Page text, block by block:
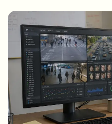
Inteligencia de video
Eliminación de fondo en